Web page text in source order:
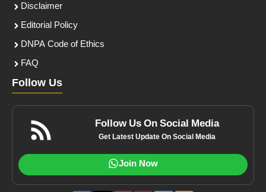
Disclaimer
Editorial Policy
DNPA Code of Ethics
FAQ
Follow Us
Follow Us On Social Media
Get Latest Update On Social Media
Join Now